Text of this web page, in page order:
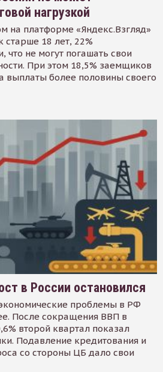
нагрузкой
на платформе «Яндекс.Взгляд»
старше 18 лет, 22%
что не могут погашать свои
При этом 18,5% заемщиков
выплаты более половины своего
в России остановился
проблемы в РФ
После сокращения ВВП в
второй квартал показал
Подавление кредитования и
со стороны ЦБ дало свои